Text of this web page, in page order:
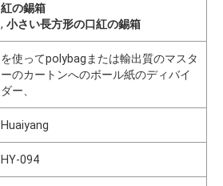
紅の錫箱
,小さい長方形の口紅の錫箱
を使ってpolybagまたは輸出質のマスタ
ーのカートンへのボール紙のディバイ
ダー、
Huaiyang
HY-094